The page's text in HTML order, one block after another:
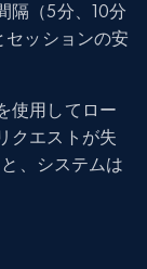
隔（5分、10分
セッションの安
使用してロー
クエストが失
、システムは